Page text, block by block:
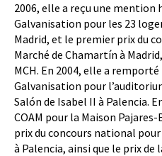
2006, elle a reçu une mention
Galvanisation pour les 23
Madrid, et le premier prix du
Marché de Chamartín à
MCH. En 2004, elle a
Galvanisation pour
Salón de Isabel II à Palencia.
COAM pour la Maison
prix du concours national
à Palencia, ainsi que le prix